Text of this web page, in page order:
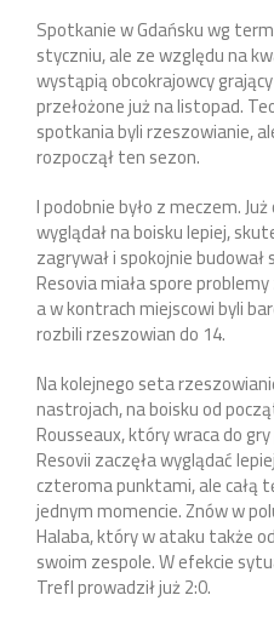
Spotkanie w Gdańsku wg
styczniu, ale ze względu na
wystąpią obcokrajowcy
przełożone już na listopad.
spotkania byli rzeszowianie,
rozpoczął ten sezon.
I podobnie było z meczem.
wyglądał na boisku lepiej,
zagrywał i spokojnie
Resovia miała spore
a w kontrach miejscowi byli
rozbili rzeszowian do 14.
Na kolejnego seta
nastrojach, na boisku od
Rousseaux, który wraca do
Resovii zaczęła wyglądać
czteroma punktami, ale całą
jednym momencie. Znów w
Halaba, który w ataku także
swoim zespole. W efekcie
Trefl prowadził już 2:0.